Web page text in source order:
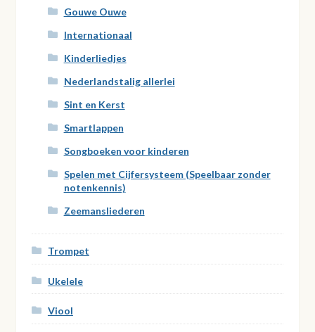
Gouwe Ouwe
Internationaal
Kinderliedjes
Nederlandstalig allerlei
Sint en Kerst
Smartlappen
Songboeken voor kinderen
Spelen met Cijfersysteem (Speelbaar zonder
notenkennis)
Zeemansliederen
Trompet
Ukelele
Viool